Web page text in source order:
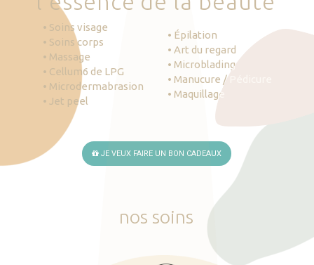
• Soins visage
• Soins corps
• Massage
• Cellum6 de LPG
• Microdermabrasion
• Jet peel
• Épilation
• Art du regard
• Microblading
• Manucure / Pédicure
• Maquillage
JE VEUX FAIRE UN BON CADEAUX
nos soins